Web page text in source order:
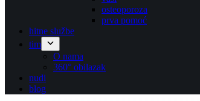
osteoporoza
prva pomoć
hitne službe
tim
O nama
360° obilazak
nudi
blog